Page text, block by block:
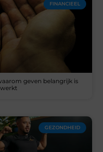
FINANCIEEL
geven belangrijk is
GEZONDHEID